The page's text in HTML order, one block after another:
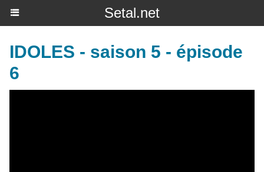
Setal.net
IDOLES - saison 5 - épisode
6